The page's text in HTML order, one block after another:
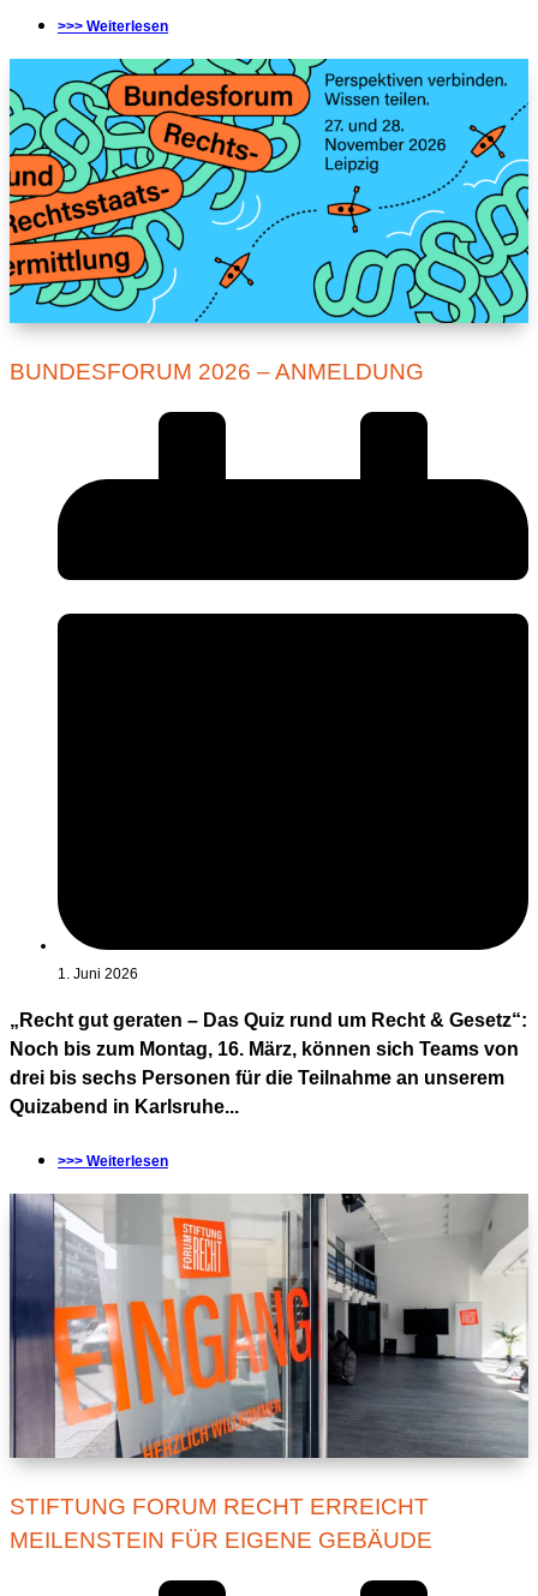
>>> Weiterlesen
BUNDESFORUM 2026 – ANMELDUNG
1. Juni 2026
„Recht gut geraten – Das Quiz rund um Recht & Gesetz“:
Noch bis zum Montag, 16. März, können sich Teams von
drei bis sechs Personen für die Teilnahme an unserem
Quizabend in Karlsruhe...
>>> Weiterlesen
STIFTUNG FORUM RECHT ERREICHT
MEILENSTEIN FÜR EIGENE GEBÄUDE